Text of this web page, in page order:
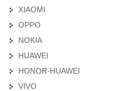
XIAOMI
OPPO
NOKIA
HUAWEI
HONOR-HUAWEI
VIVO